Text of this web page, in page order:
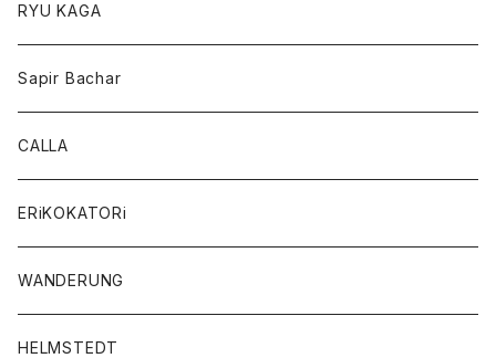
RYU KAGA
Sapir Bachar
CALLA
ERiKOKATORi
WANDERUNG
HELMSTEDT